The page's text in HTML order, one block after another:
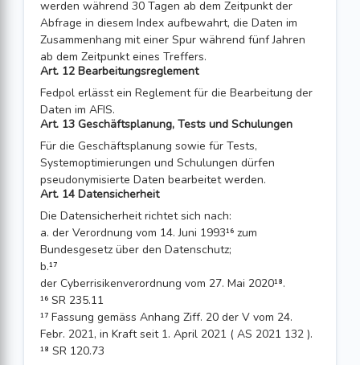
werden während 30 Tagen ab dem Zeitpunkt der
Abfrage in diesem Index aufbewahrt, die Daten im
Zusammenhang mit einer Spur während fünf Jahren
ab dem Zeitpunkt eines Treffers.
Art. 12 Bearbeitungsreglement
Fedpol erlässt ein Reglement für die Bearbeitung der
Daten im AFIS.
Art. 13 Geschäftsplanung, Tests und Schulungen
Für die Geschäftsplanung sowie für Tests,
Systemoptimierungen und Schulungen dürfen
pseudonymisierte Daten bearbeitet werden.
Art. 14 Datensicherheit
Die Datensicherheit richtet sich nach:
a. der Verordnung vom 14. Juni 1993¹⁶ zum
Bundesgesetz über den Daten­schutz;
b.¹⁷
der Cyberrisikenverordnung vom 27. Mai 2020¹⁸.
¹⁶ SR 235.11
¹⁷ Fassung gemäss Anhang Ziff. 20 der V vom 24.
Febr. 2021, in Kraft seit 1. April 2021 ( AS 2021 132 ).
¹⁸ SR 120.73